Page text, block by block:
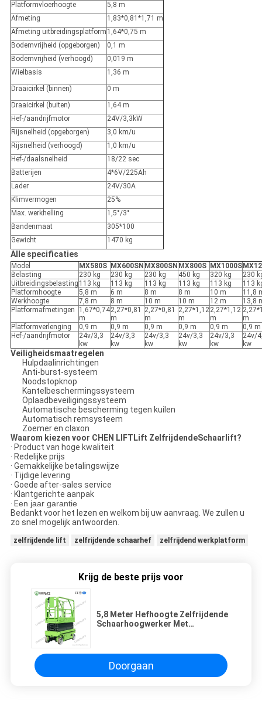
Platformvloerhoogte
5,8 m
Afmeting
1,83*0,81*1,71 m
Afmeting uitbreidingsplatform 1,64*0,75 m
Bodemvrijheid (opgeborgen)
0,1 m
Bodemvrijheid (verhoogd)
0,019 m
Wielbasis
1,36 m
Draaicirkel (binnen)
0 m
Draaicirkel (buiten)
1,64 m
Hef-/aandrijfmotor
24V/3,3kW
Rijsnelheid (opgeborgen)
3,0 km/u
Rijsnelheid (verhoogd)
1,0 km/u
Hef-/daalsnelheid
18/22 sec
Batterijen
4*6V/225Ah
Lader
24V/30A
Klimvermogen
25%
Max. werkhelling
1,5°/3°
Bandenmaat
305*100
Gewicht
1470 kg
Alle specificaties
Model MX580S MX600SN MX800SN MX800S MX1000S
Belasting
230 kg 230 kg 230 kg 450 kg 320 kg
230
Uitbreidingsbelasting 113 kg 113 kg 113 kg 113 kg 113 kg
113
Platformhoogte
5,8 m 6 m 8 m 8 m 10 m
11,8
Werkhoogte
7,8 m 8 m 10 m 10 m 12 m
13,8
Platformafmetingen
1,67*0,74
m
2,27*0,81
m
2,27*0,81
m
2,27*1,12
m
2,27*1,12
m
m
Platformverlenging
0,9 m 0,9 m 0,9 m 0,9 m 0,9 m
0,9 m
Hef-/aandrijfmotor
24v/3,3
kw
24v/3,3
kw
24v/3,3
kw
24v/3,3
kw
24v/3,3
kw
24v/
kw
Veiligheidsmaatregelen
Hulpdaalinrichtingen
Anti-burst-systeem
Noodstopknop
Kantelbeschermingssysteem
Oplaadbeveiligingssysteem
Automatische bescherming tegen kuilen
Automatisch remsysteem
Zoemer en claxon
Waarom kiezen voor CHEN LIFTLift ZelfrijdendeSchaarlift?
· Product van hoge kwaliteit
· Redelijke prijs
· Gemakkelijke betalingswijze
· Tijdige levering
· Goede after-sales service
· Klantgerichte aanpak
· Een jaar garantie
Bedankt voor het lezen en welkom bij uw aanvraag. We zullen u
zo snel mogelijk antwoorden.
zelfrijdende lift zelfrijdende schaarhef zelfrijdend werkplatform
Krijg de beste prijs voor
5,8 Meter Hefhoogte Zelfrijdende
Schaarhoogwerker Met
Doorgaan